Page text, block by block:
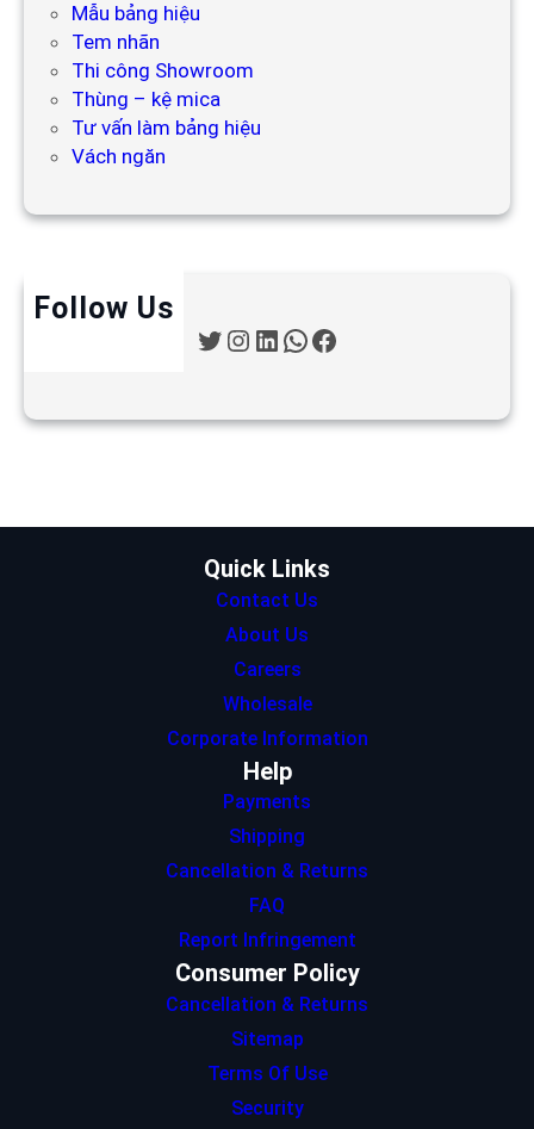
Mẫu bảng hiệu
Tem nhãn
Thi công Showroom
Thùng – kệ mica
Tư vấn làm bảng hiệu
Vách ngăn
Follow Us
T
t
I
t
a
L
k
n
W
t
p
F
e
k
Quick Links
Contact Us
About Us
Careers
Wholesale
Corporate Information
Help
Payments
Shipping
Cancellation & Returns
FAQ
Report Infringement
Consumer Policy
Cancellation & Returns
Sitemap
Terms Of Use
Security